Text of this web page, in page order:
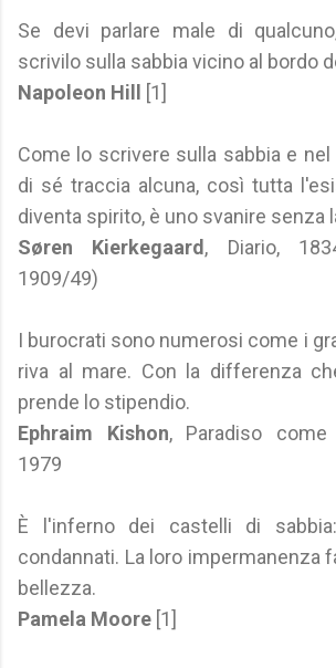
Se devi parlare male di
scrivilo sulla sabbia vicino al bordo
Napoleon Hill
[1]
Come lo scrivere sulla sabbia e
di sé traccia alcuna, così tutta
diventa spirito, è uno svanire senza
Søren Kierkegaard , Diario,
1909/49)
I burocrati sono numerosi come i
riva al mare. Con la differenza
prende lo stipendio.
Ephraim Kishon, Paradiso
1979
È l'inferno dei castelli di
condannati. La loro impermanenza
bellezza.
Pamela Moore [1]